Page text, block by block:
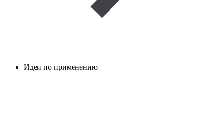
Идеи по применению